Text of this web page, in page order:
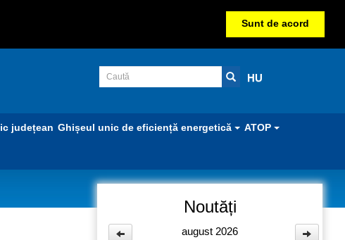
Sunt de acord
HU
județean Ghișeul unic de eficiență energetică ATOP
Noutăți
august 2026